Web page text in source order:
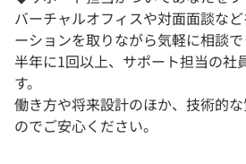
バーチャルオフィスや対面面談な
ーションを取りながら気軽に相談で
半年に1回以上、サポート担当の社
す。
働き方や将来設計のほか、技術的
のでご安心ください。